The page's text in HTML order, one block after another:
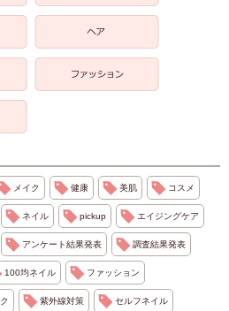
メイク 健康 美肌 コスメ
ネイル pickup エイジングケア
アンケート結果発表 調査結果発表
100均ネイル ファッション
紫外線対策 セルフネイル